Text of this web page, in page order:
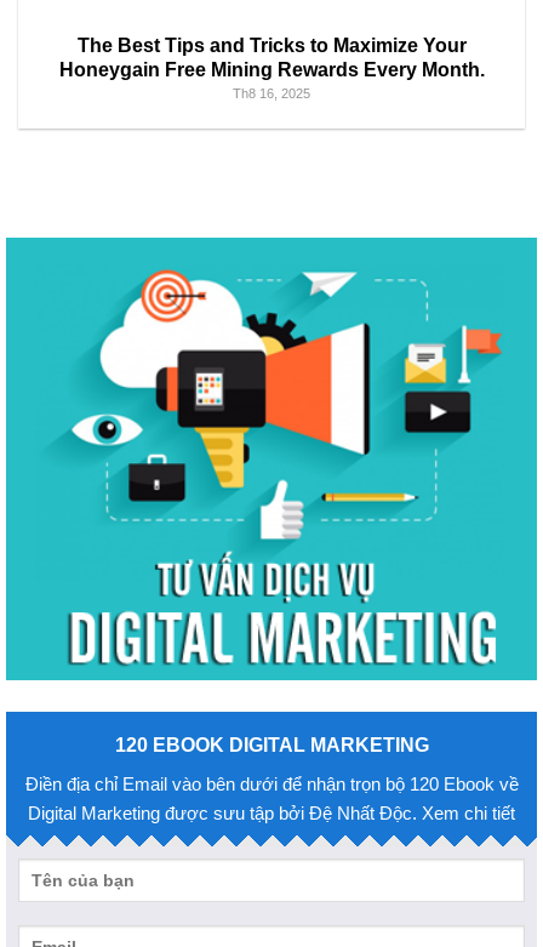
The Best Tips and Tricks to Maximize Your
Honeygain Free Mining Rewards Every Month.
Th8 16, 2025
120 EBOOK DIGITAL MARKETING
Điền địa chỉ Email vào bên dưới để nhận trọn bộ 120 Ebook về
Digital Marketing được sưu tập bởi Đệ Nhất Độc. Xem chi tiết